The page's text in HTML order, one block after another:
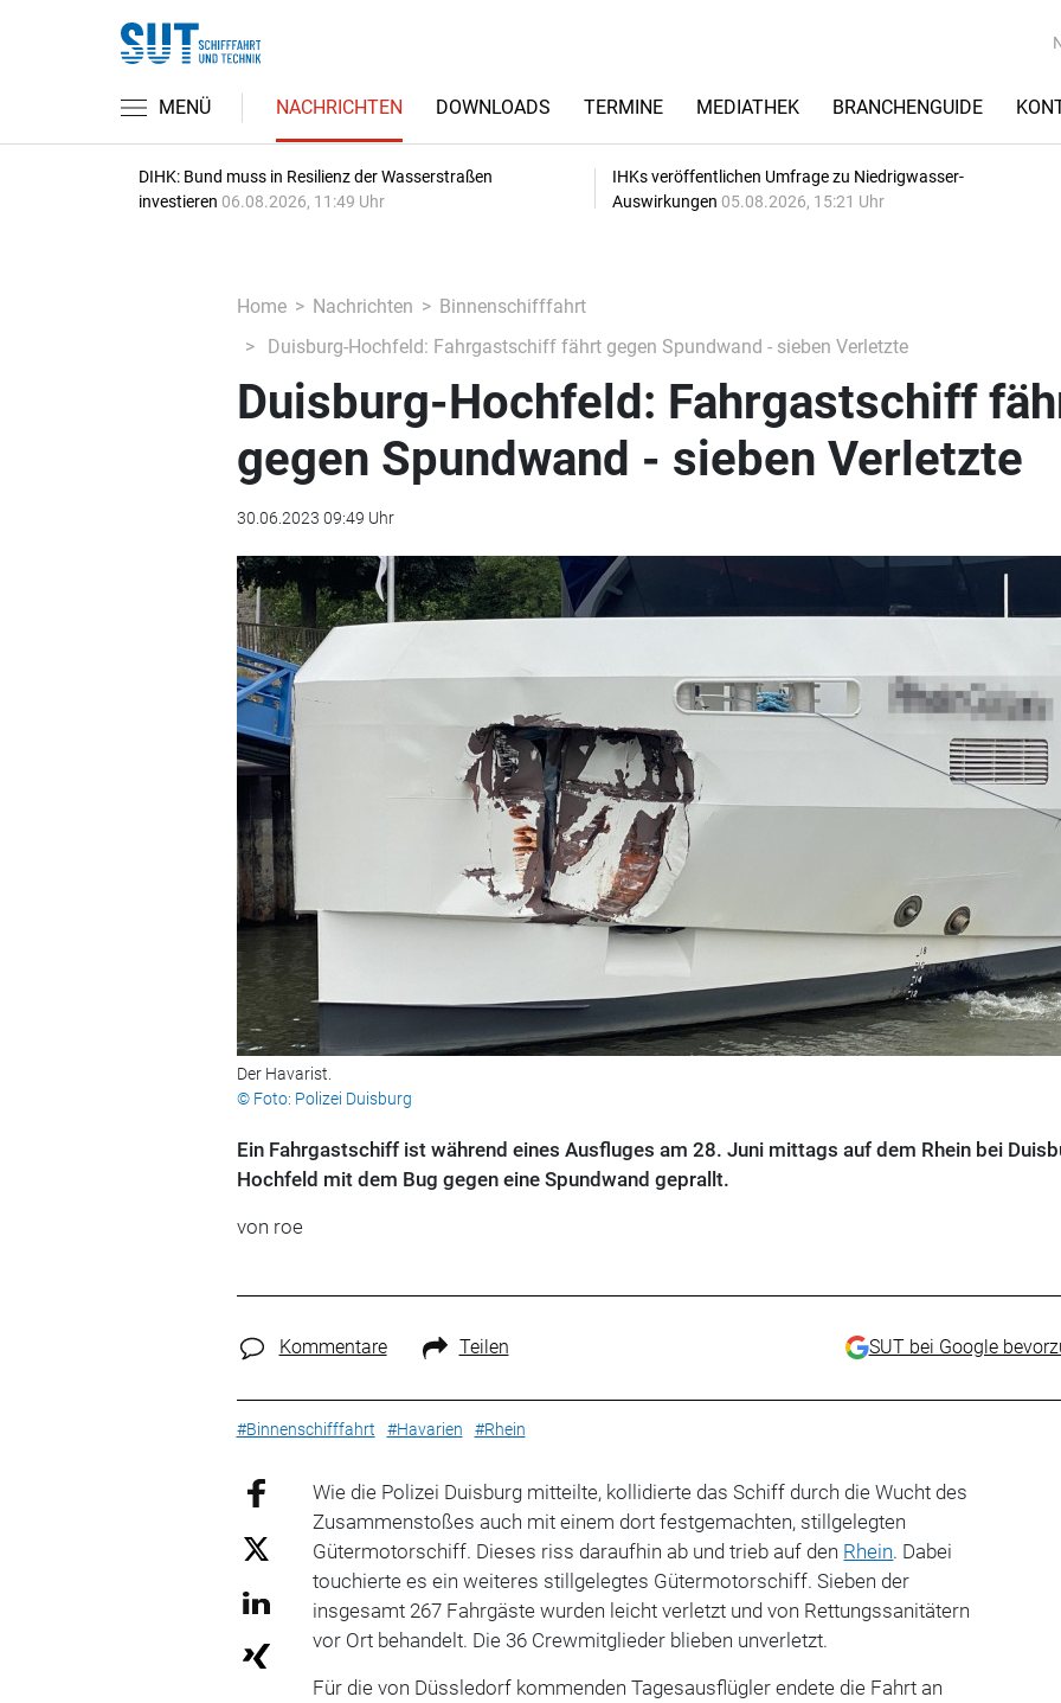
MENÜ NACHRICHTEN DOWNLOADS TERMINE MEDIATHEK BRANCHENGUIDE
DIHK: Bund muss in Resilienz der Wasserstraßen
investieren 06.08.2026, 11:49 Uhr
IHKs veröffentlichen Umfrage zu Niedrigwasser-
Auswirkungen 05.08.2026, 15:21 Uhr
Home Nachrichten
Binnenschifffahrt
Duisburg-Hochfeld: Fahrgastschiff fährt gegen Spundwand - sieben Verletzte
Duisburg-Hochfeld: Fahrgastschiff
gegen Spundwand - sieben Verletzte
30.06.2023 09:49 Uhr
Der Havarist.
© Foto: Polizei Duisburg
Ein Fahrgastschiff ist während eines Ausfluges am 28. Juni mittags auf dem Rhein bei
Hochfeld mit dem Bug gegen eine Spundwand geprallt.
von roe
Kommentare Teilen SUT bei Google
#Binnenschifffahrt #Havarien #Rhein
Wie die Polizei Duisburg mitteilte, kollidierte das Schiff durch die Wucht des
Zusammenstoßes auch mit einem dort festgemachten, stillgelegten
Gütermotorschiff. Dieses riss daraufhin ab und trieb auf den Rhein. Dabei
touchierte es ein weiteres stillgelegtes Gütermotorschiff. Sieben der
insgesamt 267 Fahrgäste wurden leicht verletzt und von Rettungssanitätern
vor Ort behandelt. Die 36 Crewmitglieder blieben unverletzt.
Für die von Düssledorf kommenden Tagesausflügler endete die Fahrt an